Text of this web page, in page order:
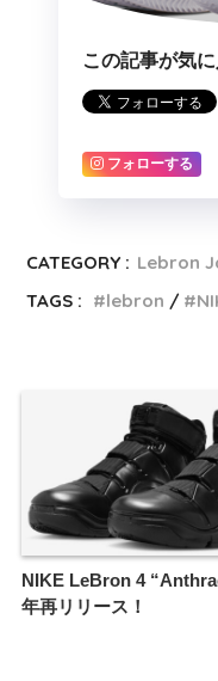
この記事が気
フォローする
CATEGORY : Lebron
TAGS :
lebron
NIKE LeBron 4
年再リリース！